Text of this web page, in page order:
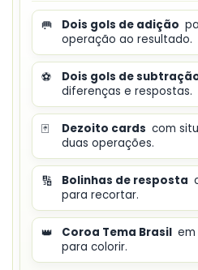
🥅 Dois gols de adição
operação ao resultado.
⚽ Dois gols de
diferenças e respostas.
🃏 Dezoito cards com
duas operações.
🔢 Bolinhas de resposta
para recortar.
👑 Coroa Tema Brasil em
para colorir.